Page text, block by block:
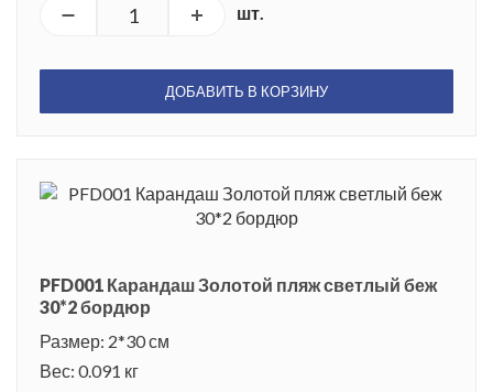
шт.
ДОБАВИТЬ В КОРЗИНУ
PFD001 Карандаш Золотой пляж светлый беж
30*2 бордюр
Размер: 2*30 см
Вес: 0.091 кг